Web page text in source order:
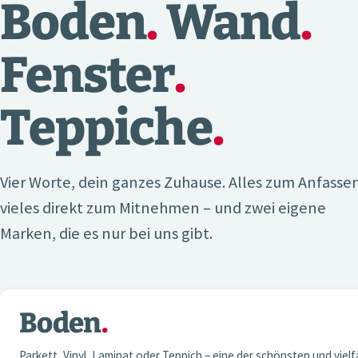
Boden.Wand.
Fenster.
Teppiche.
Vier Worte, dein ganzes Zuhause. Alles zum
vieles direkt zum Mitnehmen – und zwei eigene
Marken, die es nur bei uns gibt.
01 — BODEN
Boden.